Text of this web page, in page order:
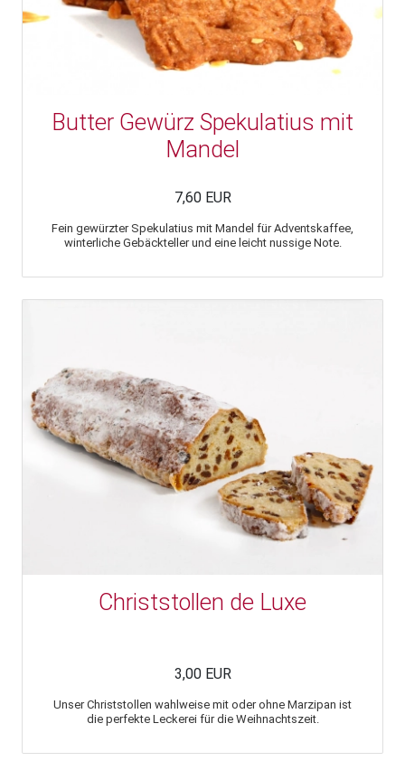
Butter Gewürz Spekulatius mit
Mandel
7,60 EUR
Fein gewürzter Spekulatius mit Mandel für Adventskaffee,
winterliche Gebäckteller und eine leicht nussige Note.
Christstollen de Luxe
3,00 EUR
Unser Christstollen wahlweise mit oder ohne Marzipan ist
die perfekte Leckerei für die Weihnachtszeit.